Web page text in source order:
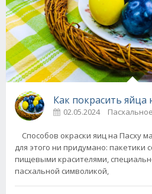
Как покрасить яйца
02.05.2024
Способов окраски яиц на Пасху
для этого ни придумано: пакетики
пищевыми красителями,
пасхальной символикой,